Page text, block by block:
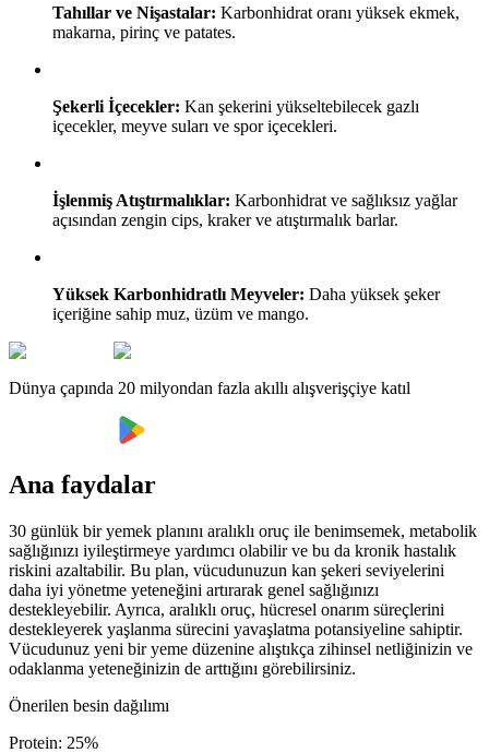
Tahıllar ve Nişastalar: Karbonhidrat oranı yüksek ekmek,
makarna, pirinç ve patates.
Şekerli İçecekler: Kan şekerini yükseltebilecek gazlı
içecekler, meyve suları ve spor içecekleri.
İşlenmiş Atıştırmalıklar: Karbonhidrat ve sağlıksız yağlar
açısından zengin cips, kraker ve atıştırmalık barlar.
Yüksek Karbonhidratlı Meyveler: Daha yüksek şeker
içeriğine sahip muz, üzüm ve mango.
Dünya çapında 20 milyondan fazla akıllı alışverişçiye katıl
Ana faydalar
30 günlük bir yemek planını aralıklı oruç ile benimsemek, metabolik
sağlığınızı iyileştirmeye yardımcı olabilir ve bu da kronik hastalık
riskini azaltabilir. Bu plan, vücudunuzun kan şekeri seviyelerini
daha iyi yönetme yeteneğini artırarak genel sağlığınızı
destekleyebilir. Ayrıca, aralıklı oruç, hücresel onarım süreçlerini
destekleyerek yaşlanma sürecini yavaşlatma potansiyeline sahiptir.
Vücudunuz yeni bir yeme düzenine alıştıkça zihinsel netliğinizin ve
odaklanma yeteneğinizin de arttığını görebilirsiniz.
Önerilen besin dağılımı
Protein: 25%